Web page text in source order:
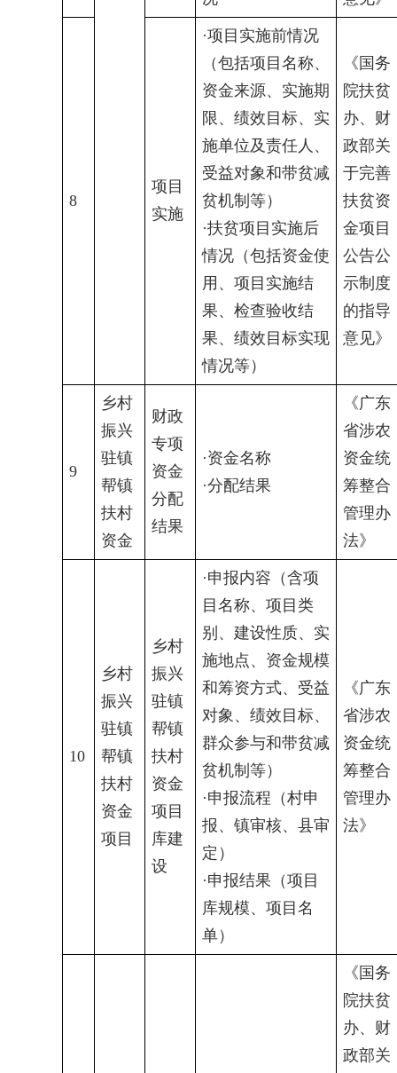
8
项目
实施
·项目实施前情况
（包括项目名称、
资金来源、实施期
限、绩效目标、实
施单位及责任人、
受益对象和带贫减
贫机制等）
·扶贫项目实施后
情况（包括资金使
用、项目实施结
果、检查验收结
果、绩效目标实现
情况等）
《国务
院扶贫
办、财
政部关
于完善
扶贫资
金项目
公告公
示制度
的指导
意见》
9
乡村
振兴
驻镇
帮镇
扶村
资金
财政
专项
资金
分配
结果
·资金名称
·分配结果
《广东
省涉农
资金统
筹整合
管理办
法》
10
乡村
振兴
驻镇
帮镇
扶村
资金
项目
乡村
振兴
驻镇
帮镇
扶村
资金
项目
库建
设
·申报内容（含项
目名称、项目类
别、建设性质、实
施地点、资金规模
和筹资方式、受益
对象、绩效目标、
群众参与和带贫减
贫机制等）
·申报流程（村申
报、镇审核、县审
定）
·申报结果（项目
库规模、项目名
单）
《广东
省涉农
资金统
筹整合
管理办
法》
《国务
院扶贫
办、财
政部关